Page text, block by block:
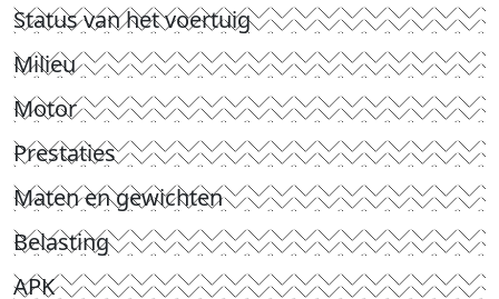
Status van het voertuig
Milieu
Motor
Prestaties
Maten en gewichten
Belasting
APK